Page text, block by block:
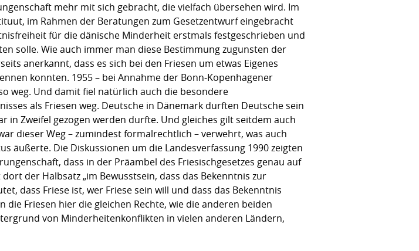
mehr mit sich gebracht, die vielfach übersehen wird. Im
im Rahmen der Beratungen zum Gesetzentwurf eingebracht
für die dänische Minderheit erstmals festgeschrieben und
solle. Wie auch immer man diese Bestimmung zugunsten der
anerkannt, dass es sich bei den Friesen um etwas Eigenes
konnten. 1955 – bei Annahme der Bonn-Kopenhagener
weg. Und damit fiel natürlich auch die besondere
als Friesen weg. Deutsche in Dänemark durften Deutsche sein
Zweifel gezogen werden durfte. Und gleiches gilt seitdem auch
dieser Weg – zumindest formalrechtlich – verwehrt, was auch
äußerte. Die Diskussionen um die Landesverfassung 1990 zeigten
dass in der Präambel des Friesischgesetzes genau auf
der Halbsatz „im Bewusstsein, dass das Bekenntnis zur
dass Friese ist, wer Friese sein will und dass das Bekenntnis
Friesen hier die gleichen Rechte, wie die anderen beiden
von Minderheitenkonflikten in vielen anderen Ländern,